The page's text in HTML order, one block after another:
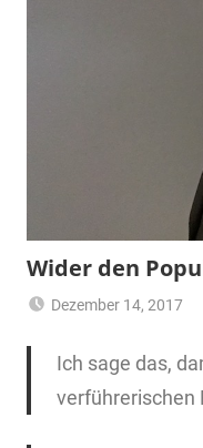
Wider den
Dezember 14, 2017
Ich sage das,
verführerischen